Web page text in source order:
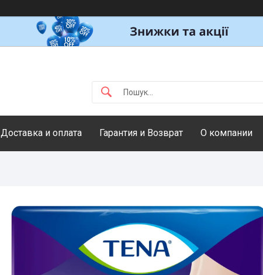
Доставка и оплата Гарантия и Возврат О компании